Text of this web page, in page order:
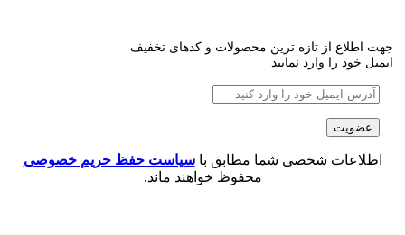
جهت اطلاع از تازه ترین محصولات و کدهای تخفیف
ایمیل خود را وارد نمایید
اطلاعات شخصی شما مطابق باسیاست حفظ حریم خصوصی
محفوظ خواهند ماند.